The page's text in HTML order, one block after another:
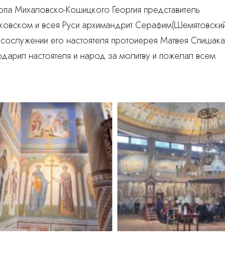
Михаловско-Кошицкого Георгия представитель
и всея Руси архимандрит
его настоятеля протоиерея Матвея
настоятеля и народ за молитву и пожелал всем